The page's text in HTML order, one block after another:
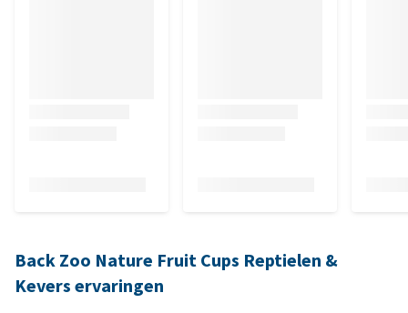
Back Zoo Nature Fruit Cups Reptielen &
Kevers ervaringen